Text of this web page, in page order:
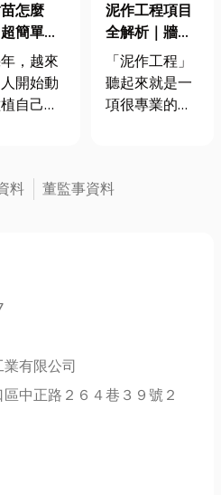
怎麼
簡單打
果園🍑
開始也
，越來
開始動
自己喜
種享受
手就能
或是香
花果？
一顆果
始。
泥作工程項目
全解析｜牆
面、地面、防
水，重點項目
不遺漏！
「泥作工程」
聽起來就是一
項很專業的技
居家生活息息
聊，泥作工程
料 董監事資料
有限公司
中正路２６４巷３９號２